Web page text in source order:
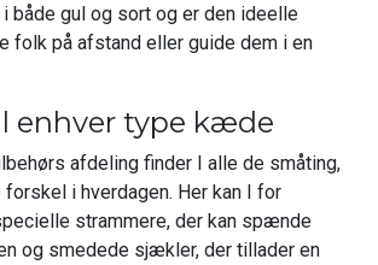
gul og sort og er den ideelle
folk på afstand eller guide dem i en
enhver type kæde
afdeling finder I alle de småting,
i hverdagen. Her kan I for
strammere, der kan spænde
og smedede sjækler, der tillader en